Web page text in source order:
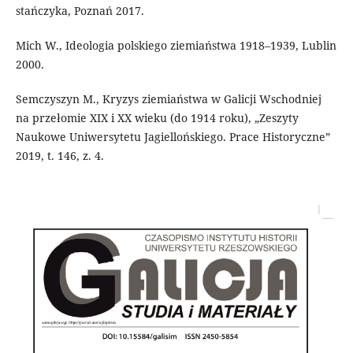
stańczyka, Poznań 2017.
Mich W., Ideologia polskiego ziemiaństwa 1918–1939, Lublin
2000.
Semczyszyn M., Kryzys ziemiaństwa w Galicji Wschodniej
na przełomie XIX i XX wieku (do 1914 roku), „Zeszyty
Naukowe Uniwersytetu Jagiellońskiego. Prace Historyczne”
2019, t. 146, z. 4.